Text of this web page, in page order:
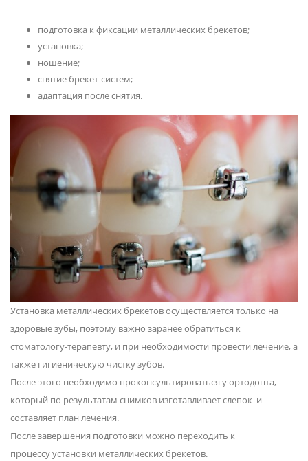
подготовка к фиксации металлических брекетов;
установка;
ношение;
снятие брекет-систем;
адаптация после снятия.
Установка металлических брекетов осуществляется только на
здоровые зубы, поэтому важно заранее обратиться к
стоматологу-терапевту, и при необходимости провести лечение, а
также гигиеническую чистку зубов.
После этого необходимо проконсультироваться у ортодонта,
который по результатам снимков изготавливает слепок и
составляет план лечения.
После завершения подготовки можно переходить к
процессу установки металлических брекетов.